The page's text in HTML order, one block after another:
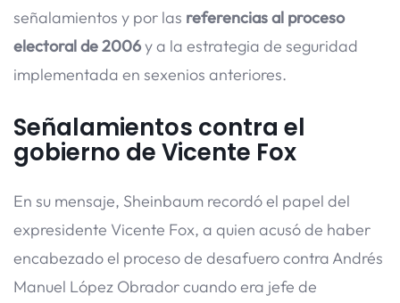
señalamientos y por las referencias al proceso
electoral de 2006y a la estrategia de seguridad
implementada en sexenios anteriores.
Señalamientos contra el
gobierno de Vicente Fox
En su mensaje, Sheinbaum recordó el papel del
expresidente Vicente Fox, a quien acusó de haber
encabezado el proceso de desafuero contra Andrés
Manuel López Obrador cuando era jefe de